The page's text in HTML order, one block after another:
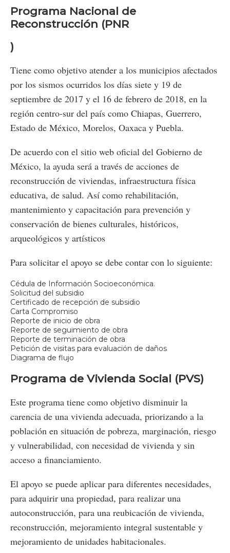
Programa Nacional de
Reconstrucción (PNR
)
Tiene como objetivo atender a los municipios afectados
por los sismos ocurridos los días siete y 19 de
septiembre de 2017 y el 16 de febrero de 2018, en la
región centro-sur del país como Chiapas, Guerrero,
Estado de México, Morelos, Oaxaca y Puebla.
De acuerdo con el sitio web oficial del Gobierno de
México, la ayuda será a través de acciones de
reconstrucción de viviendas, infraestructura física
educativa, de salud. Así como rehabilitación,
mantenimiento y capacitación para prevención y
conservación de bienes culturales, históricos,
arqueológicos y artísticos
Para solicitar el apoyo se debe contar con lo siguiente:
Cédula de Información Socioeconómica.
Solicitud del subsidio
Certificado de recepción de subsidio
Carta Compromiso
Reporte de inicio de obra
Reporte de seguimiento de obra
Reporte de terminación de obra
Petición de visitas para evaluación de daños
Diagrama de flujo
Programa de Vivienda Social (PVS)
Este programa tiene como objetivo disminuir la
carencia de una vivienda adecuada, priorizando a la
población en situación de pobreza, marginación, riesgo
y vulnerabilidad, con necesidad de vivienda y sin
acceso a financiamiento.
El apoyo se puede aplicar para diferentes necesidades,
para adquirir una propiedad, para realizar una
autoconstrucción, para una reubicación de vivienda,
reconstrucción, mejoramiento integral sustentable y
mejoramiento de unidades habitacionales.